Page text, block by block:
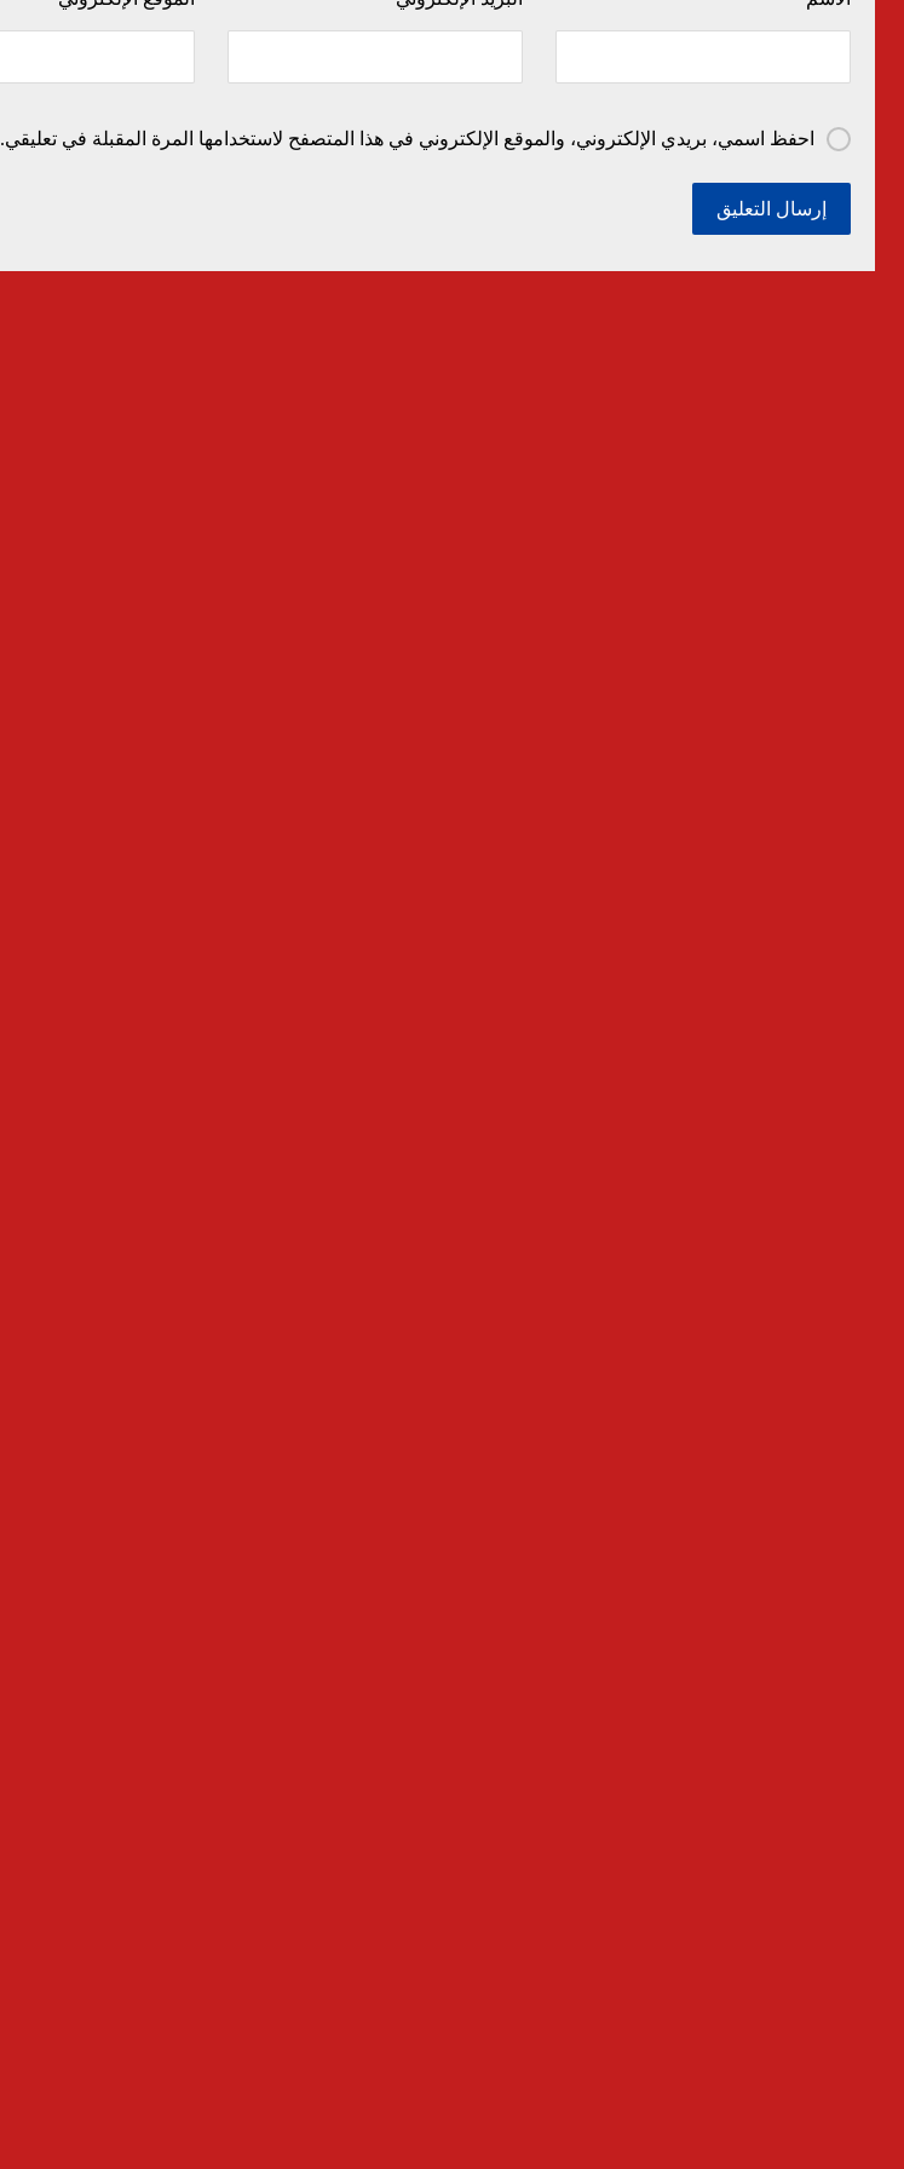
احفظ اسمي، بريدي الإلكتروني، والموقع الإلكتروني في هذا المتصفح لاستخدامها المرة المقبلة في تعليقي.